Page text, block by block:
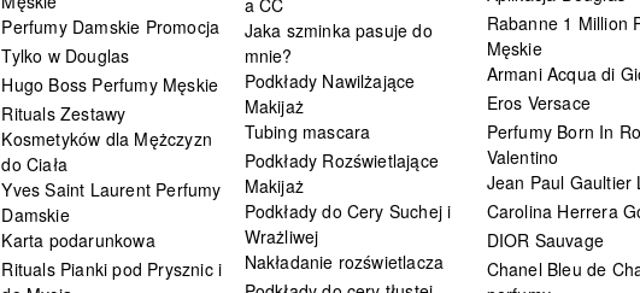
Perfumy Damskie Promocja
Tylko w Douglas
Hugo Boss Perfumy Męskie
Rituals Zestawy
Kosmetyków dla Mężczyzn
do Ciała
Yves Saint Laurent Perfumy
Damskie
Karta podarunkowa
Rituals Pianki pod Prysznic i
Jaka szminka pasuje do
mnie?
Podkłady Nawilżające
Makijaż
Tubing mascara
Podkłady Rozświetlające
Makijaż
Podkłady do Cery Suchej i
Wrażliwej
Nakładanie rozświetlacza
Rabanne 1 Million
Męskie
Armani Acqua di
Eros Versace
Perfumy Born In
Valentino
Jean Paul Gaultier
Carolina Herrera
DIOR Sauvage
Chanel Bleu de